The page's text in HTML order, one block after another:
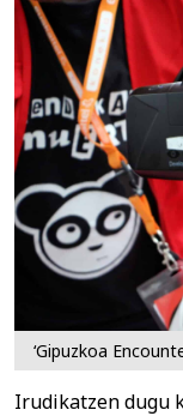
‘Gipuzkoa
Irudikatzen dugu